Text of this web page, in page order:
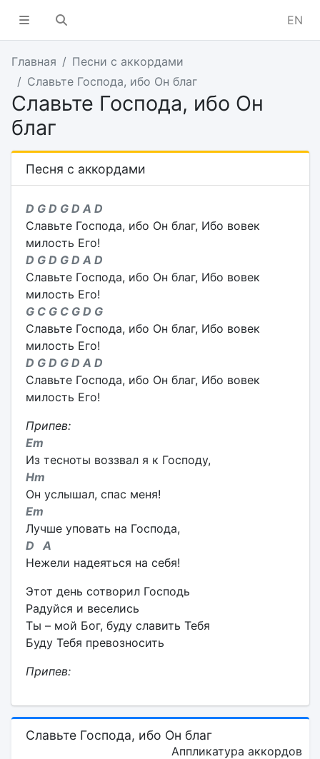
EN
Главная
Песни с аккордами
Славьте Господа, ибо Он благ
Славьте Господа, ибо Он
благ
Песня с аккордами
D G D G D A D
Славьте Господа, ибо Он благ, Ибо вовек
милость Его!
D G D G D A D
Славьте Господа, ибо Он благ, Ибо вовек
милость Его!
G C G C G D G
Славьте Господа, ибо Он благ, Ибо вовек
милость Его!
D G D G D A D
Славьте Господа, ибо Он благ, Ибо вовек
милость Его!
Припев:
Em
Из тесноты воззвал я к Господу,
Hm
Он услышал, спас меня!
Em
Лучше уповать на Господа,
D A
Нежели надеяться на себя!
Этот день сотворил Господь
Радуйся и веселись
Ты – мой Бог, буду славить Тебя
Буду Тебя превозносить
Припев:
Славьте Господа, ибо Он благ
Аппликатура аккордов